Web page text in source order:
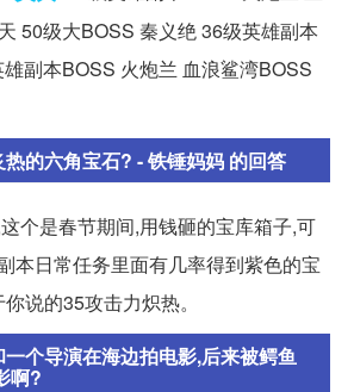
50级大BOSS 秦义绝 36级英雄副本
副本BOSS 火炮兰 血浪鲨湾BOSS
的六角宝石? - 铁锤妈妈 的回答
个是春节期间,用钱砸的宝库箱子,可
本日常任务里面有几率得到紫色的宝
说的35攻击力炽热。
个导演在海边拍电影,后来被鳄鱼
啊?